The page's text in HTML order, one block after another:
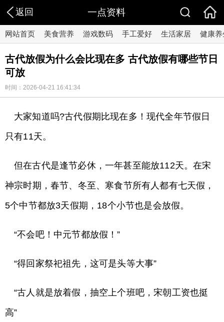
返回 一点资料
网站首页 美食营养 游戏数码 手工爱好 生活家居 健康养
古代放假为什么会比现在多 古代放假有哪些节日
可放
时间：2026-04-21 16:41:34
大家知道吗?古代假期比现在多！现代全年节假日
只有11天。
但在古代是逢节必休，一年甚至能放112天。在宋
神宗时期，春节、冬至、寒食节所有人都有七天假，
5个中节都放3天假期，18个小节也是会放假。
“不会吧！中元节都放假！”
“得回家祭祀祖先，这可是头等大事”
“古人就是放着假，抽空上个班吧，宋朝工资也挺
高”